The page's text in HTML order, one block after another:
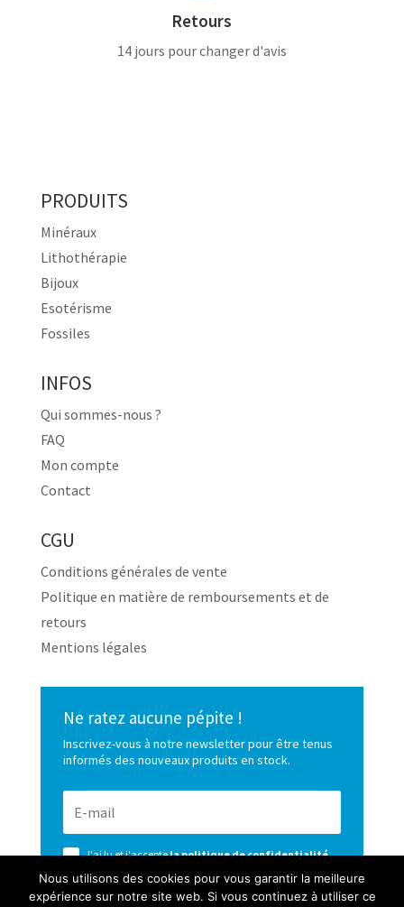
Retours
14 jours pour changer d'avis
PRODUITS
Minéraux
Lithothérapie
Bijoux
Esotérisme
Fossiles
INFOS
Qui sommes-nous ?
FAQ
Mon compte
Contact
CGU
Conditions générales de vente
Politique en matière de remboursements et de
retours
Mentions légales
Ne ratez aucune pépite !
Inscrivez-vous à notre newsletter pour être tenus
informés des nouveaux produits en stock.
J'ai lu et j'acceptela politique de confidentialité
de ce site
Nous utilisons des cookies pour vous garantir la meilleure
expérience sur notre site web. Si vous continuez à utiliser ce